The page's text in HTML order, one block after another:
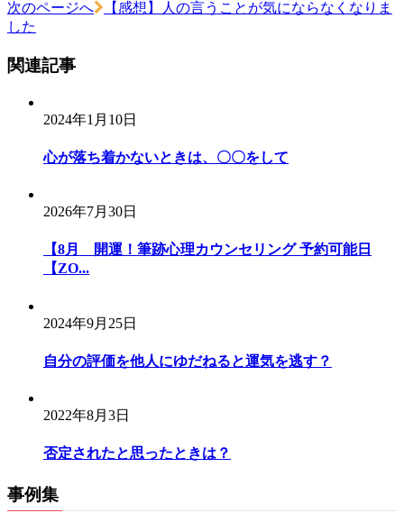
次のページへ
【感想】人の言うことが気にならなくなりま
した
関連記事
2024年1月10日
心が落ち着かないときは、〇〇をして
2026年7月30日
【8月 開運！筆跡心理カウンセリング 予約可能日
【ZO...
2024年9月25日
自分の評価を他人にゆだねると運気を逃す？
2022年8月3日
否定されたと思ったときは？
事例集